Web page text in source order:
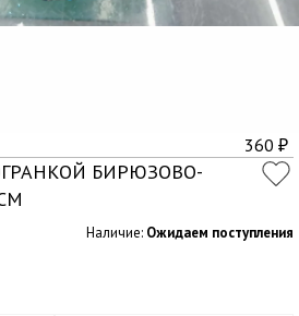
360 ₽
БИРЮЗОВО-
Наличие: Ожидаем поступления